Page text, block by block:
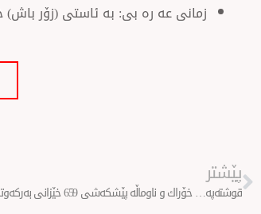
زمانی عه ره بی: به ئاستی (زۆر
پێشتر